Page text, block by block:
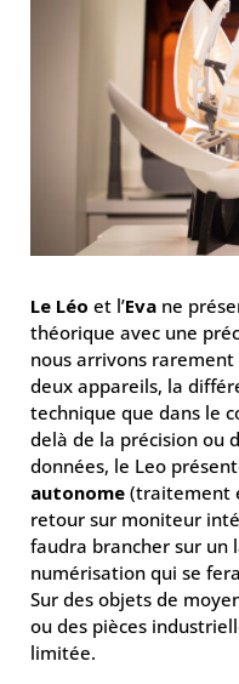
Le Léo et l’Eva ne
théorique avec une
nous arrivons rarement
deux appareils, la
technique que dans le
delà de la précision ou
données, le Leo
autonome (traitement
retour sur moniteur
faudra brancher sur un
numérisation qui se
Sur des objets de
ou des pièces
limitée.